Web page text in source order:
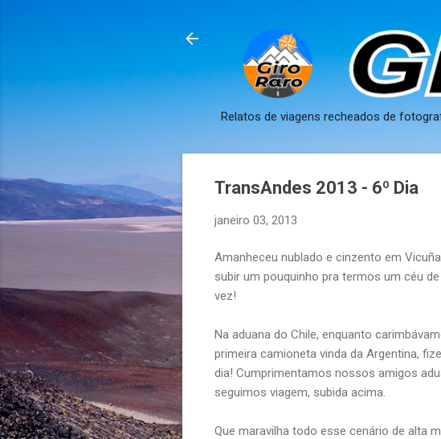
Relatos de viagens recheados de
TransAndes 2013 - 6º Dia
janeiro 03, 2013
Amanheceu nublado e cinzento em
subir um pouquinho pra termos um céu
vez!
Na aduana do Chile, enquanto
primeira camioneta vinda da Argentina,
dia! Cumprimentamos nossos amigos
seguimos viagem, subida acima.
Que maravilha todo esse cenário de alta